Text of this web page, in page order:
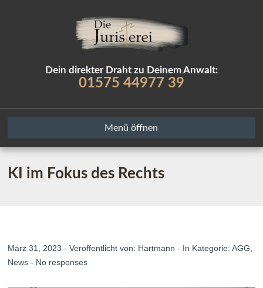
Dein direkter Draht zu Deinem Anwalt:
01575 44977 39
Menü öffnen
KI im Fokus des Rechts
März 31, 2023 - Veröffentlicht von: Hartmann - In Kategorie:AGG
News - No responses